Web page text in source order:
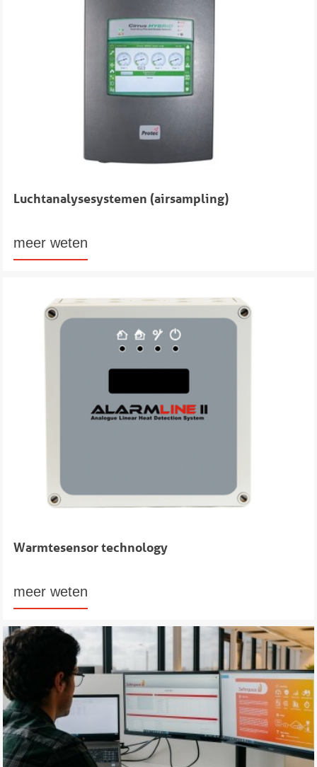
Luchtanalysesystemen (airsampling)
meer weten
Warmtesensor technology
meer weten